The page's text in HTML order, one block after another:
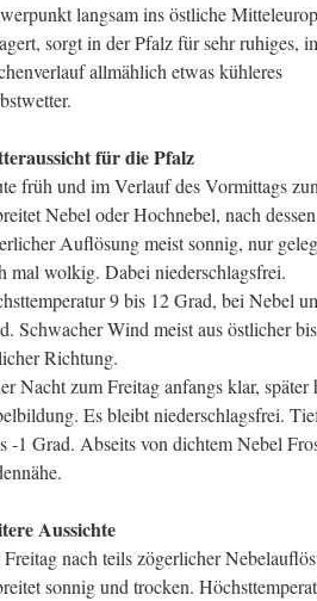
langsam ins östliche
sorgt in der Pfalz für sehr ruhiges,
allmählich etwas kühleres
für die Pfalz
früh und im Verlauf des Vormittags
Nebel oder Hochnebel, nach
Auflösung meist sonnig, nur
mal wolkig. Dabei niederschlagsfrei.
9 bis 12 Grad, bei Nebel
Schwacher Wind meist aus östlicher bis
Richtung.
Nacht zum Freitag anfangs klar, später
Es bleibt niederschlagsfrei.
-1 Grad. Abseits von dichtem Nebel
Aussichte
nach teils zögerlicher
sonnig und trocken.